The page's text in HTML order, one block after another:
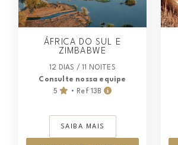
ÁFRICA DO SUL E
ZIMBABWE
12 DIAS / 11 NOITES
Consulte nossa equipe
5
• Ref 13B
SAIBA MAIS